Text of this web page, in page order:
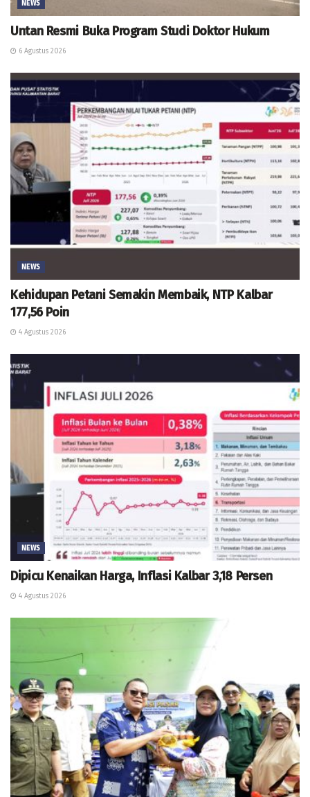
NEWS
Untan Resmi Buka Program Studi Doktor Hukum
6 Agustus 2026
NEWS
Kehidupan Petani Semakin Membaik, NTP Kalbar
177,56 Poin
4 Agustus 2026
NEWS
Dipicu Kenaikan Harga, Inflasi Kalbar 3,18 Persen
4 Agustus 2026